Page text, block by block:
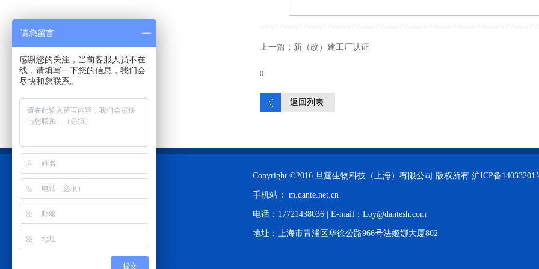
上一篇：新（改）建工厂认证
0
返回列表
Copyright ©2016 旦霆生物科技（上海）有限公司 版权所有 沪ICP备14033201
手机站： m.dante.net.cn
电话：17721438036 | E-mail：Loy@dantesh.com
地址：上海市青浦区华徐公路966号法姬娜大厦802
请您留言
感谢您的关注，当前客服人员不在
线，请填写一下您的信息，我们会
尽快和您联系。
提交